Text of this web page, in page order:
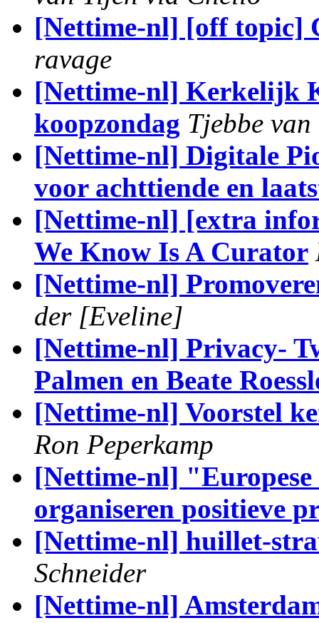
[Nettime-nl] [off topic]
ravage
[Nettime-nl] Kerkelijk
koopzondag Tjebbe
[Nettime-nl] Digitale
voor achttiende en
[Nettime-nl] [extra
We Know Is A Curator
[Nettime-nl]
der [Eveline]
[Nettime-nl] Privacy-
Palmen en Beate
[Nettime-nl] Voorstel
Ron Peperkamp
[Nettime-nl]
organiseren positieve
[Nettime-nl] huillet-
Schneider
[Nettime-nl]